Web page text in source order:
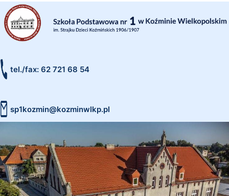
tel./fax: 62 721 68 54
sp1kozmin@kozminwlkp.pl